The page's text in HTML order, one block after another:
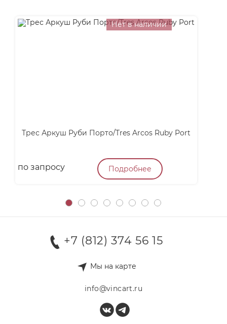
Нет в наличии
Трес Аркуш Руби Порто/Tres Arcos Ruby Port
по запросу Подробнее
+7 (812) 374 56 15
Мы на карте
info@vincart.ru